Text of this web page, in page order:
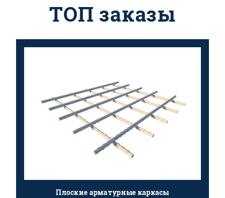
ТОП заказы
Плоские арматурные каркасы